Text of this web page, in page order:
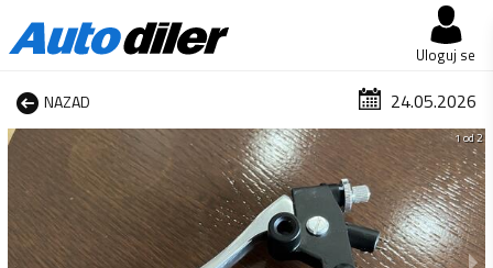
Uloguj se
NAZAD 24.05.2026
1 od 2